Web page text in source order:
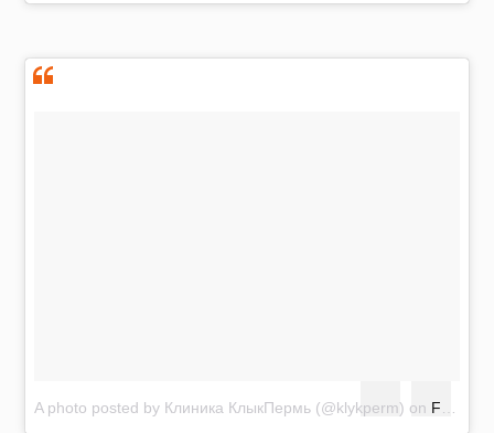
A photo posted by Клиника КлыкПермь (@klykperm) on Feb 11, 2016 at 3:44pm PST